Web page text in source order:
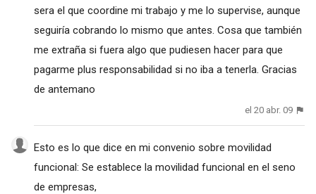
sera el que coordine mi trabajo y me lo supervise, aunque
seguiría cobrando lo mismo que antes. Cosa que también
me extraña si fuera algo que pudiesen hacer para que
pagarme plus responsabilidad si no iba a tenerla. Gracias
de antemano
el 20 abr. 09
Esto es lo que dice en mi convenio sobre movilidad
funcional: Se establece la movilidad funcional en el seno
de empresas,